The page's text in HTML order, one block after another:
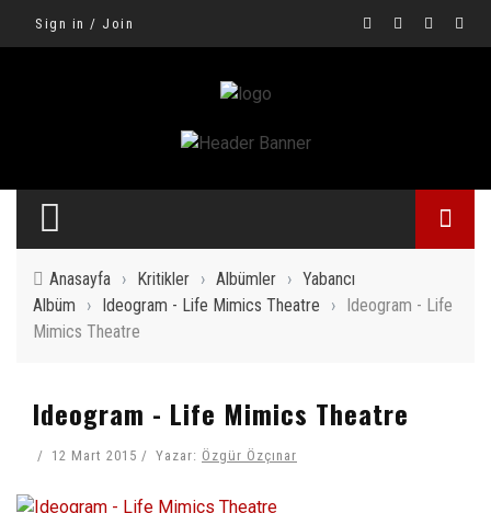
Sign in / Join
Anasayfa › Kritikler › Albümler › Yabancı
Albüm
› Ideogram - Life Mimics Theatre › Ideogram - Life
Mimics Theatre
Ideogram - Life Mimics Theatre
12 Mart 2015 Yazar: Özgür Özçınar